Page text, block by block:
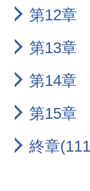
第12章
第13章
第14章
第15章
終章